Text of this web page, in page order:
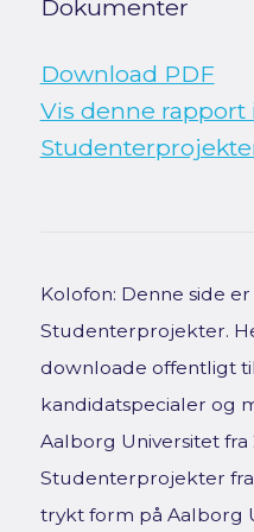
Dokumenter
Download PDF
Vis denne rapport
Kolofon: Denne side
Studenterprojekter.
downloade offentligt
kandidatspecialer og
Aalborg Universitet
Studenterprojekter
trykt form på Aalborg